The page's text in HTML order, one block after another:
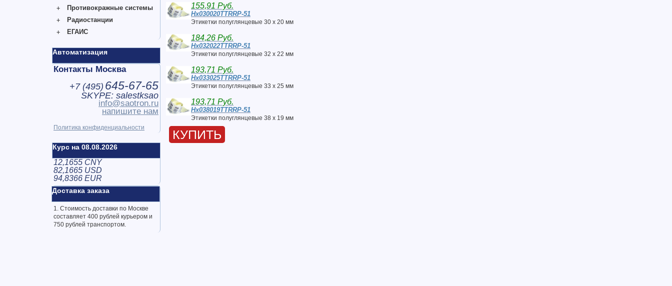
Противокражные системы
Радиостанции
ЕГАИС
Автоматизация
Контакты Москва
+7 (495) 645-67-65
SKYPE: salestksao
info@saotron.ru
напишите нам
Политика конфиденциальности
Курс на 08.08.2026
12,1655 CNY
82,1665 USD
94,8366 EUR
Доставка заказа
1. Стоимость доставки по Москве
составляет 400 рублей курьером и
750 рублей транспортом.
155,91 Руб.
Hx030020TTRRP-51
Этикетки полуглянцевые 30 x 20 мм
184,26 Руб.
Hx032022TTRRP-51
Этикетки полуглянцевые 32 x 22 мм
193,71 Руб.
Hx033025TTRRP-51
Этикетки полуглянцевые 33 x 25 мм
193,71 Руб.
Hx038019TTRRP-51
Этикетки полуглянцевые 38 x 19 мм
КУПИТЬ